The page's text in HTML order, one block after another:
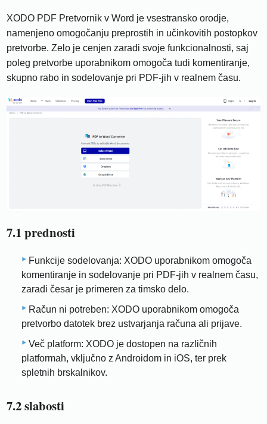
XODO PDF Pretvornik v Word je vsestransko orodje,
namenjeno omogočanju preprostih in učinkovitih postopkov
pretvorbe. Zelo je cenjen zaradi svoje funkcionalnosti, saj
poleg pretvorbe uporabnikom omogoča tudi komentiranje,
skupno rabo in sodelovanje pri PDF-jih v realnem času.
7.1 prednosti
Funkcije sodelovanja: XODO uporabnikom omogoča
komentiranje in sodelovanje pri PDF-jih v realnem času,
zaradi česar je primeren za timsko delo.
Račun ni potreben: XODO uporabnikom omogoča
pretvorbo datotek brez ustvarjanja računa ali prijave.
Več platform: XODO je dostopen na različnih
platformah, vključno z Androidom in iOS, ter prek
spletnih brskalnikov.
7.2 slabosti